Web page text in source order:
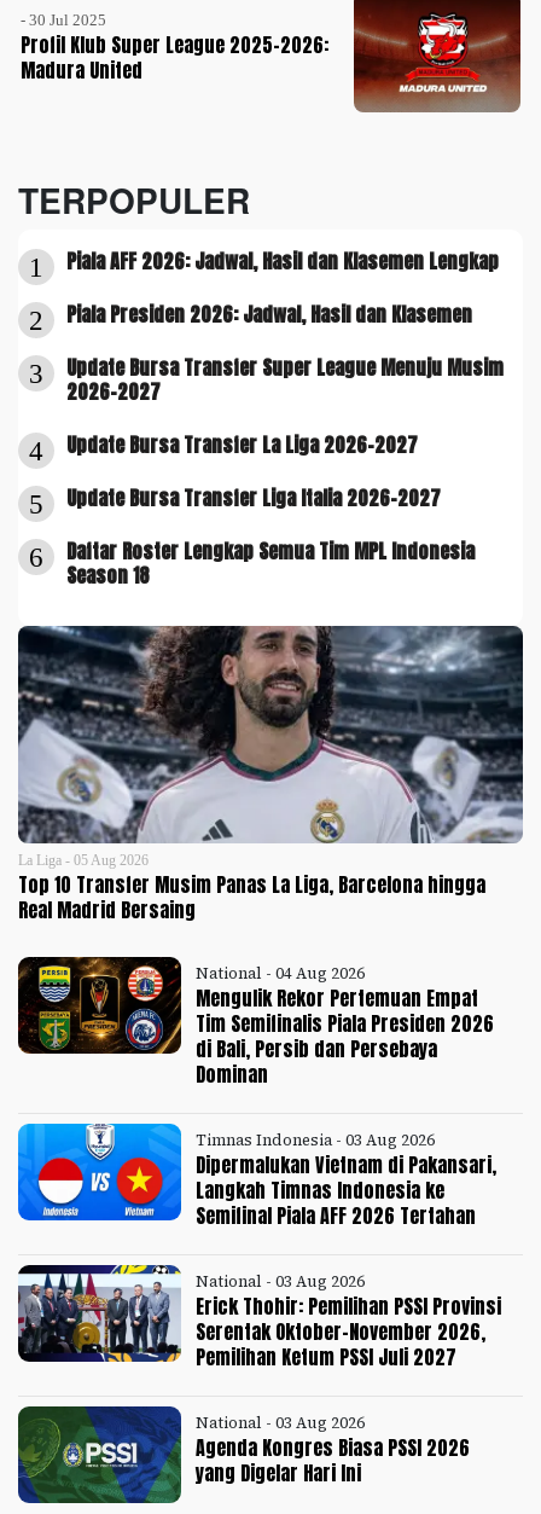
- 30 Jul 2025
Profil Klub Super League 2025-2026:
Madura United
TERPOPULER
1 Piala AFF 2026: Jadwal, Hasil dan Klasemen Lengkap
2 Piala Presiden 2026: Jadwal, Hasil dan Klasemen
3
Update Bursa Transfer Super League Menuju Musim
2026-2027
4 Update Bursa Transfer La Liga 2026-2027
5 Update Bursa Transfer Liga Italia 2026-2027
6
Daftar Roster Lengkap Semua Tim MPL Indonesia
Season 18
La Liga - 05 Aug 2026
Top 10 Transfer Musim Panas La Liga, Barcelona hingga
Real Madrid Bersaing
National - 04 Aug 2026
Mengulik Rekor Pertemuan Empat
Tim Semifinalis Piala Presiden 2026
di Bali, Persib dan Persebaya
Dominan
Timnas Indonesia - 03 Aug 2026
Dipermalukan Vietnam di Pakansari,
Langkah Timnas Indonesia ke
Semifinal Piala AFF 2026 Tertahan
National - 03 Aug 2026
Erick Thohir: Pemilihan PSSI Provinsi
Serentak Oktober-November 2026,
Pemilihan Ketum PSSI Juli 2027
National - 03 Aug 2026
Agenda Kongres Biasa PSSI 2026
yang Digelar Hari Ini